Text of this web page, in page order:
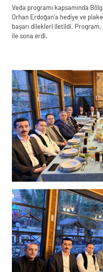
Veda programı kapsamında
Orhan Erdoğan’a hediye ve
başarı dilekleri iletildi. Program,
ile sona erdi.